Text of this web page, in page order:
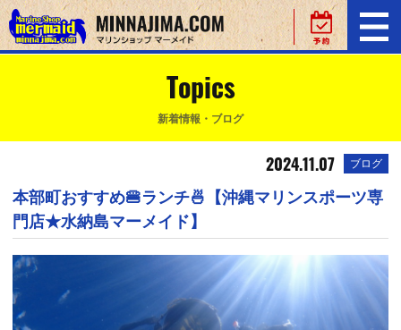
Topics
新着情報・ブログ
2024.11.07 ブログ
本部町おすすめ🍔ランチ🍜【沖縄マリンスポーツ専
門店★水納島マーメイド】